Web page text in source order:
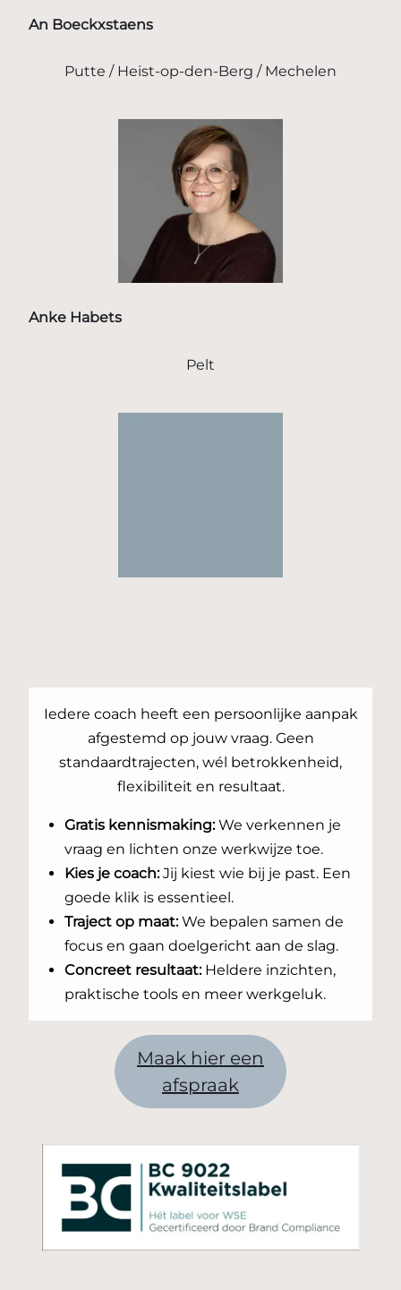
An Boeckxstaens
Putte / Heist-op-den-Berg / Mechelen
Anke Habets
Pelt
Iedere coach heeft een persoonlijke aanpak
afgestemd op jouw vraag. Geen
standaardtrajecten, wél betrokkenheid,
flexibiliteit en resultaat.
Gratis kennismaking:We verkennen je
vraag en lichten onze werkwijze toe.
Kies je coach:Jij kiest wie bij je past. Een
goede klik is essentieel.
Traject op maat:We bepalen samen de
focus en gaan doelgericht aan de slag.
Concreet resultaat:Heldere inzichten,
praktische tools en meer werkgeluk.
Maak hier een
afspraak